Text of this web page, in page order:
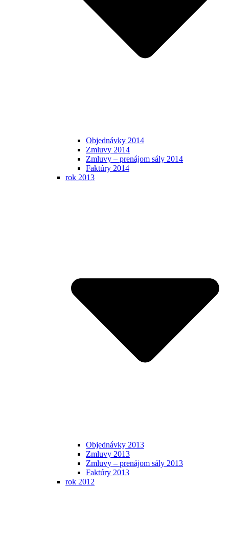
Objednávky 2014
Zmluvy 2014
Zmluvy – prenájom sály 2014
Faktúry 2014
rok 2013
Objednávky 2013
Zmluvy 2013
Zmluvy – prenájom sály 2013
Faktúry 2013
rok 2012